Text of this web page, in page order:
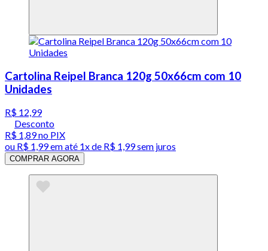
Cartolina Reipel Branca 120g 50x66cm com 10
Unidades
R$ 12,99
Desconto
R$ 1,89no PIX
ou R$ 1,99em até 1x de R$ 1,99sem juros
COMPRAR AGORA